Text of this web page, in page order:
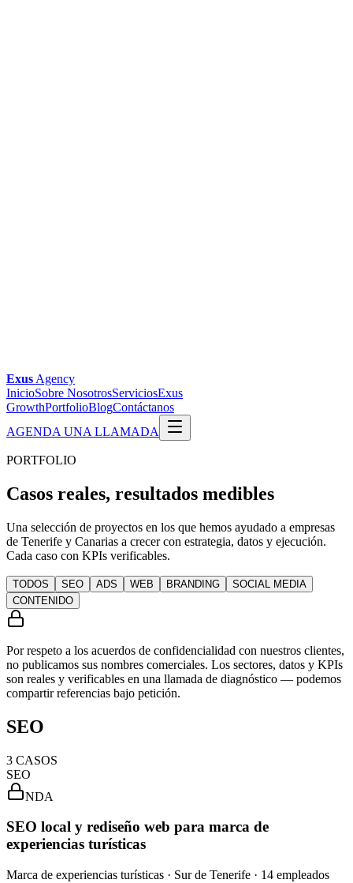
Exus Agency
InicioSobre NosotrosServiciosExus
GrowthPortfolioBlogContáctanos
AGENDA UNA LLAMADA
PORTFOLIO
Casos reales, resultados medibles
Una selección de proyectos en los que hemos ayudado a empresas
de Tenerife y Canarias a crecer con estrategia, datos y ejecución.
Cada caso con KPIs verificables.
TODOS SEO ADS WEB BRANDING
SOCIAL MEDIA
CONTENIDO
Por respeto a los acuerdos de confidencialidad con nuestros clientes,
no publicamos sus nombres comerciales. Los sectores, datos y KPIs
son reales y verificables en una llamada de diagnóstico — podemos
compartir referencias bajo petición.
SEO
3 CASOS
SEO
NDA
SEO local y rediseño web para marca de
experiencias turísticas
Marca de experiencias turísticas · Sur de Tenerife · 14 empleados